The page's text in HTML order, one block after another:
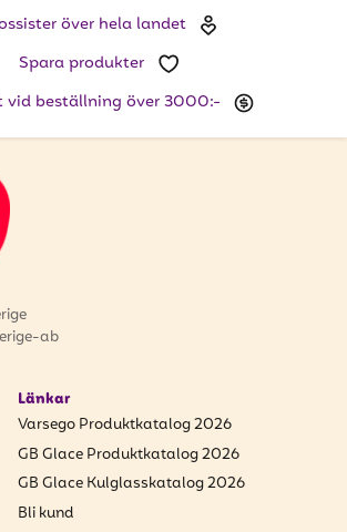
och vara den första
kring kampanjer?
nedan för att ta del av våra
över hela landet
Spara produkter
vid beställning över 3000:-
ab
Länkar
Varsego Produktkatalog 2026
GB Glace Produktkatalog 2026
GB Glace Kulglasskatalog 2026
Bli kund